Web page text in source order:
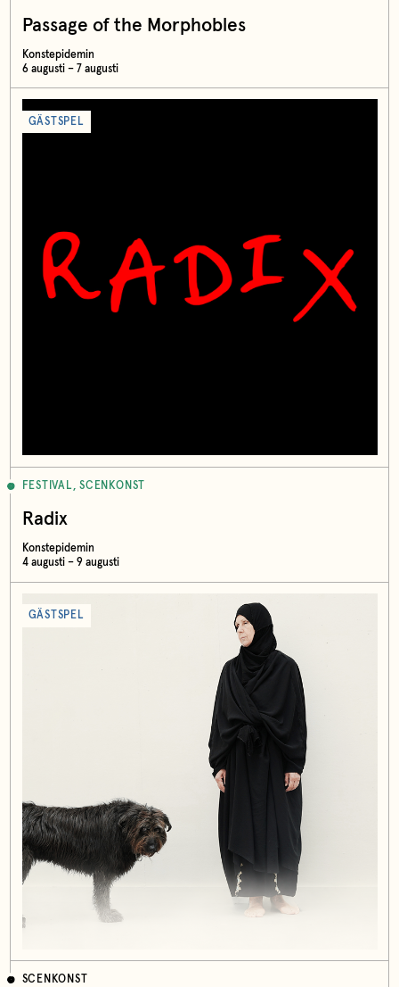
Passage of the Morphobles
Konstepidemin
6 augusti – 7 augusti
GÄSTSPEL
FESTIVAL, SCENKONST
Radix
Konstepidemin
4 augusti – 9 augusti
GÄSTSPEL
SCENKONST